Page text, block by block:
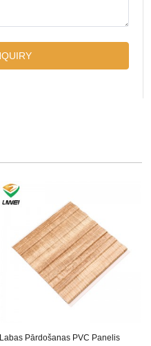
Labas Pārdošanas PVC Panelis